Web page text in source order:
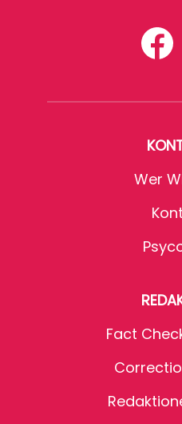
Wer
Fact